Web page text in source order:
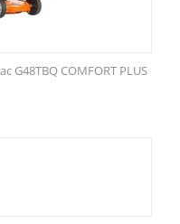
G48TBQ COMFORT PLUS